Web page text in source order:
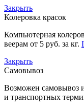
Закрыть
Колеровка красок
Компьютерная
веерам от 5 руб. за кг.
Закрыть
Самовывоз
Возможен самовывоз
и транспортных